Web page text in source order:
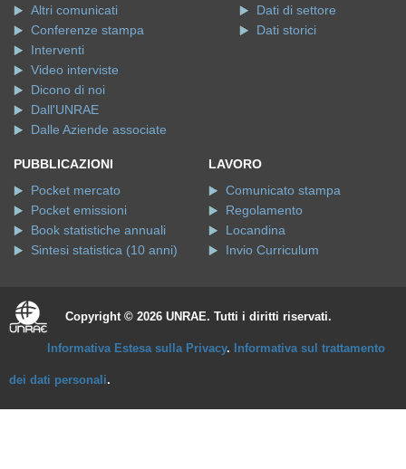
Altri comunicati
Conferenze stampa
Interventi
Video interviste
Dicono di noi
Dall'UNRAE
Dalle Aziende associate
Dati di settore
Dati storici
PUBBLICAZIONI
Pocket mercato
Pocket emissioni
Book statistiche annuali
Sintesi statistica (10 anni)
LAVORO
Comunicato stampa
Regolamento
Locandina
Invio Curriculum
Copyright © 2026 UNRAE. Tutti i diritti riservati.
Informativa Estesa sulla Privacy. Informativa sul trattamento
dei dati personali.